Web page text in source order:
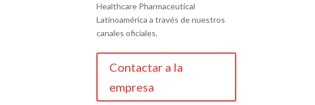
Healthcare Pharmaceutical
Latinoamérica a través de nuestros
canales oficiales.
Contactar a la
empresa